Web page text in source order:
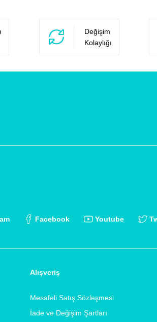
Değişim
Kolaylığı
Facebook Youtube
Alışveriş
Mesafeli Satış Sözleşmesi
İade ve Değişim Şartları